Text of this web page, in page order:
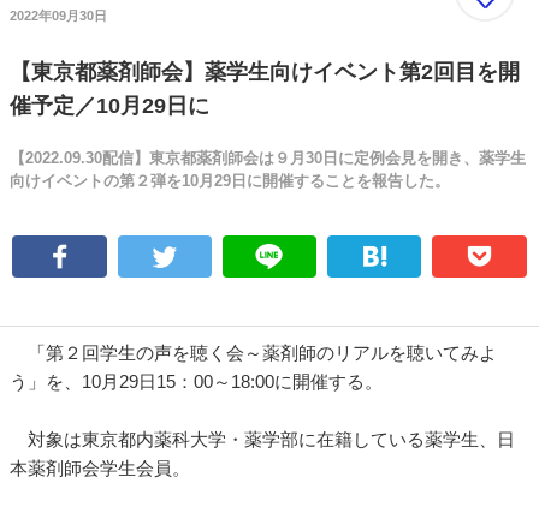
2022年09月30日
【東京都薬剤師会】薬学生向けイベント第2回目を開
催予定／10月29日に
【2022.09.30配信】東京都薬剤師会は９月30日に定例会見を開き、薬学生
向けイベントの第２弾を10月29日に開催することを報告した。
「第２回学生の声を聴く会～薬剤師のリアルを聴いてみよ
う」を、10月29日15：00～18:00に開催する。
対象は東京都内薬科大学・薬学部に在籍している薬学生、日
本薬剤師会学生会員。